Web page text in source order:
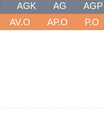
AGK AG AGP
AV.O AP.O P.O